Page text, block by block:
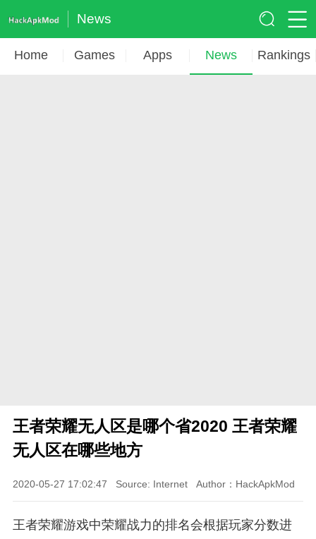
News
Home Games Apps News Rankings
王者荣耀无人区是哪个省2020 王者荣耀
无人区在哪些地方
2020-05-27 17:02:47 Source: Internet Author：HackApkMod
王者荣耀游戏中荣耀战力的排名会根据玩家分数进